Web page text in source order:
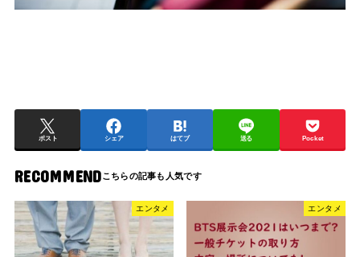
ポスト シェア はてブ 送る Pocket
RECOMMEND
エンタメ エンタメ